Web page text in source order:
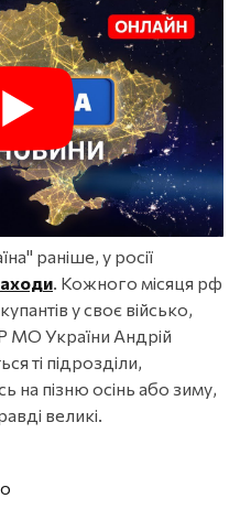
раніше, у росії
. Кожного місяця рф
у своє військо,
МО України Андрій
ті підрозділи,
на пізню осінь або зиму,
великі.